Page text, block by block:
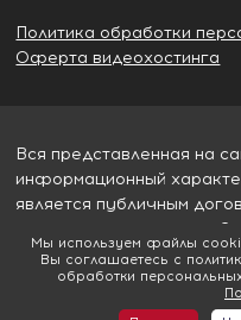
Политика обработки
Оферта видеохостинга
Вся представленная на
информационный
является публичным
определяемым пунктом
© 2026Гудвилл строй
Мы используем файлы
Вы соглашаетесь с
обработки